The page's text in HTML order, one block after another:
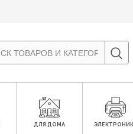
ДЛЯ ДОМА